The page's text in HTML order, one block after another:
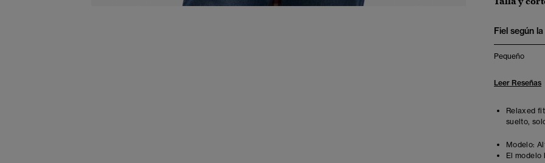
Fiel según
Pequeño
Leer Reseñas
Relaxed
suelto,
Modelo:
El modelo